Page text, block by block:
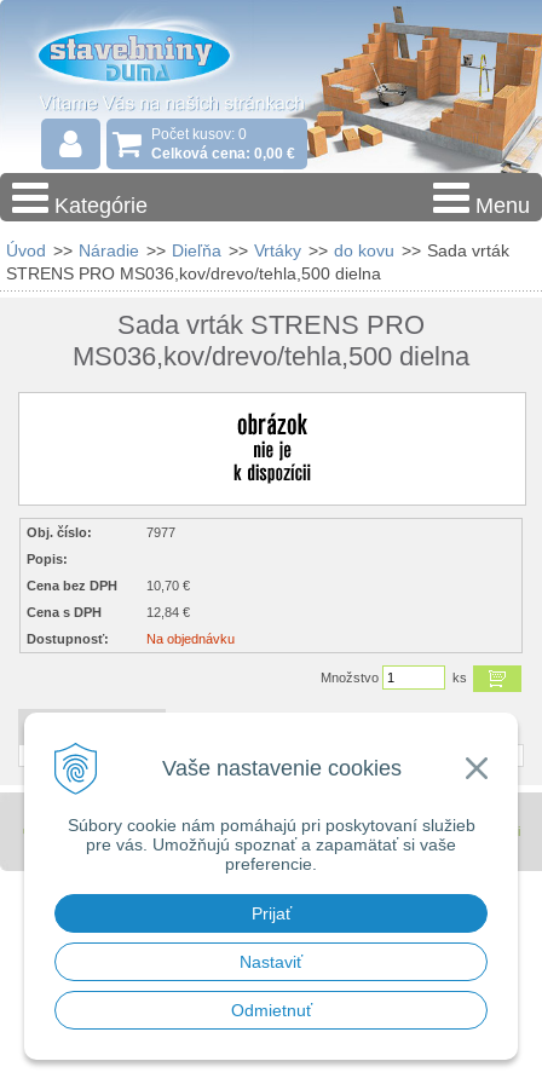
Vaše nastavenie cookies
Súbory cookie nám pomáhajú pri poskytovaní služieb
pre vás. Umožňujú spoznať a zapamätať si vaše
preferencie.
Prijať
Nastaviť
Odmietnuť
Počet kusov: 0
Celková cena: 0,00 €
Kategórie Menu
Úvod >> Náradie >> Dieľňa >> Vrtáky >> do kovu >> Sada vrták
STRENS PRO MS036,kov/drevo/tehla,500 dielna
Sada vrták STRENS PRO
MS036,kov/drevo/tehla,500 dielna
Obj. číslo:
7977
Popis:
Cena bez DPH
10,70 €
Cena s DPH
12,84 €
Dostupnosť:
Na objednávku
Množstvo ks
© 2026 Stavebniny - DUMA •tvorba eshopu cez UNIobchod,webhostingspoločnosti
WEBYGROUP